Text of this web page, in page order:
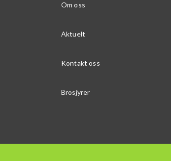
Om oss
Aktuelt
Kontakt oss
Brosjyrer